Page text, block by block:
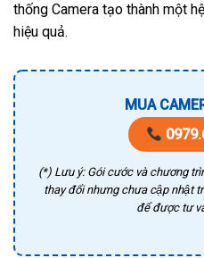
thống Camera tạo thành một
hiệu quả.
MUA
(*) Lưu ý: Gói cước và chương
thay đổi nhưng chưa cập nhật
để được tư